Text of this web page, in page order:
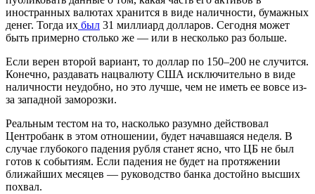
иностранных валютах хранится в виде наличности, бумажных
денег. Тогда их был 31 миллиард долларов. Сегодня может
быть примерно столько же — или в несколько раз больше.
Если верен второй вариант, то доллар по 150–200 не случится.
Конечно, раздавать нацвалюту США исключительно в виде
наличности неудобно, но это лучше, чем не иметь ее вовсе из-
за западной заморозки.
Реальным тестом на то, насколько разумно действовал
Центробанк в этом отношении, будет начавшаяся неделя. В
случае глубокого падения рубля станет ясно, что ЦБ не был
готов к событиям. Если падения не будет на протяжении
ближайших месяцев — руководство банка достойно высших
похвал.